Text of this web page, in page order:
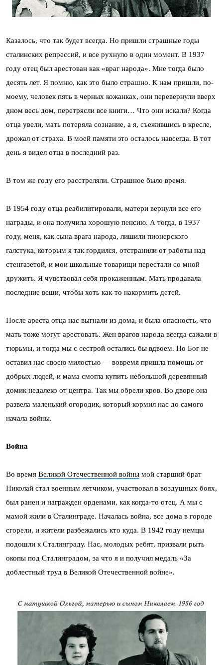
Казалось, что так будет всегда. Но пришли страшные годы
сталинских репрессий, и все рухнуло в один момент. В 1937
году отец был арестован как «враг народа». Мне тогда было
десять лет. Я помню, как это было страшно. К нам пришли, по-
моему, человек пять в черных кожанках, они перевернули вверх
дном весь дом, перетрясли все книги… Что они искали? Когда
отца увели, мать потеряла сознание, а я, съежившись в кресле,
дрожал от страха. В моей памяти это осталось навсегда. В тот
день я видел отца в последний раз.
В том же году его расстреляли. Страшное было время.
В 1954 году отца реабилитировали, матери вернули все его
награды, и она получила хорошую пенсию. А тогда, в 1937
году, меня, как сына врага народа, лишили пионерского
галстука, которым я так гордился, отстранили от работы над
стенгазетой, и мои школьные товарищи перестали со мной
дружить. Я чувствовал себя прокаженным. Мать продавала
последние вещи, чтобы хоть как-то накормить детей.
После ареста отца нас выгнали из дома, и была опасность, что
мать тоже могут арестовать. Жен врагов народа всегда сажали в
тюрьмы, и тогда мы с сестрой остались бы вдвоем. Но Бог не
оставил нас своею милостью — вовремя пришла помощь от
добрых людей, и мама смогла купить небольшой деревянный
домик недалеко от центра. Так мы обрели кров. Во дворе она
развела маленький огородик, который кормил нас до самого
начала войны.
Война
Во время Великой Отечественной войны мой старший брат
Николай стал военным летчиком, участвовал в воздушных боях,
был ранен и награжден орденами, как когда-то отец. А мы с
мамой жили в Сталинграде. Началась война, все дома в городе
сгорели, и жители разбежались кто куда. В 1942 году немцы
подошли к Сталинграду. Нас, молодых ребят, призвали рыть
окопы под Сталинградом, за что я и получил медаль «За
доблестный труд в Великой Отечественной войне».